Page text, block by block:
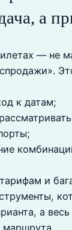
а
— не
к датам;
и
а